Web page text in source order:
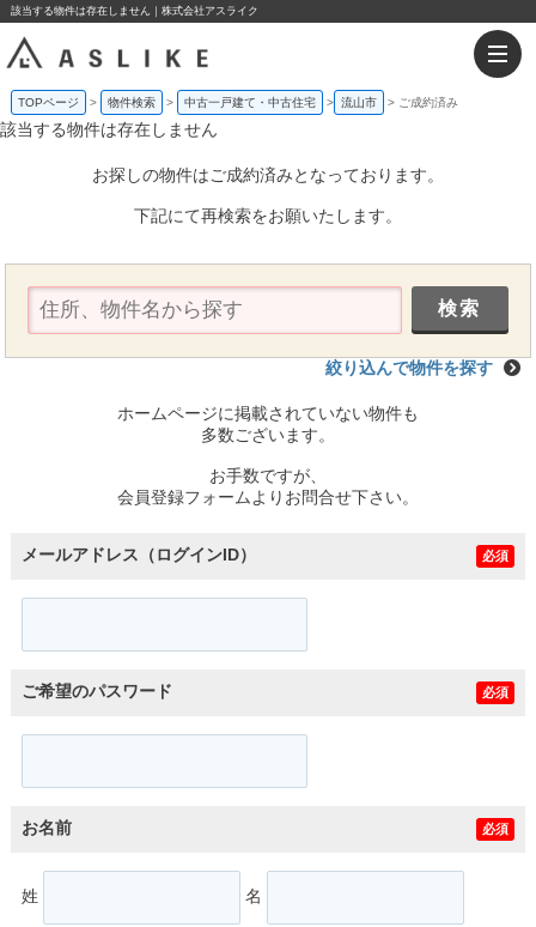
該当する物件は存在しません｜株式会社アスライク
TOPページ 物件検索 中古一戸建て・中古住宅 流山市 ご成約済み
該当する物件は存在しません
お探しの物件はご成約済みとなっております。
下記にて再検索をお願いたします。
絞り込んで物件を探す
ホームページに掲載されていない物件も
多数ございます。
お手数ですが、
会員登録フォームよりお問合せ下さい。
メールアドレス（ログインID） 必須
ご希望のパスワード 必須
お名前 必須
姓 名